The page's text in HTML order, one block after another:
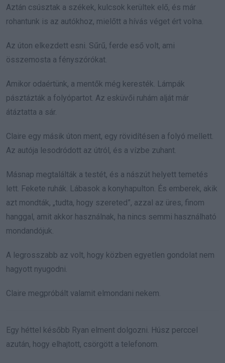
Aztán csúsztak a székek, kulcsok kerültek elő, és már
rohantunk is az autókhoz, mielőtt a hívás véget ért volna.
Az úton elkezdett esni. Sűrű, ferde eső volt, ami
összemosta a fényszórókat.
Amikor odaértünk, a mentők még keresték. Lámpák
pásztázták a folyópartot. Az esküvői ruhám alját már
átáztatta a sár.
Claire egy másik úton ment, egy rövidítésen a folyó mellett.
Az autója lesodródott az útról, és a vízbe zuhant.
Másnap megtalálták a testét, és a nászút helyett temetés
lett. Fekete ruhák. Lábasok a konyhapulton. És emberek, akik
azt mondták, „tudta, hogy szereted”, azzal az üres, finom
hanggal, amit akkor használnak, ha nincs semmi használható
mondandójuk.
A legrosszabb az volt, hogy közben egyetlen gondolat nem
hagyott nyugodni.
Claire megpróbált valamit elmondani nekem.
Egy héttel később Ryan elment dolgozni. Húsz perccel
azután, hogy elhajtott, csörgött a telefonom.